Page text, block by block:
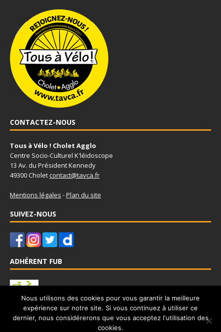
CONTACTEZ-NOUS
Tous à Vélo ! Cholet Agglo
Centre Socio-Culturel K'léidoscope
13 Av. du Président Kennedy
49300 Choletcontact@tavca.fr
Mentions légales -Plan du site
SUIVEZ-NOUS
ADHÉRENT FUB
Tous à Vélo - Cholet Agglo est adhérent à la Fédération Française
des Usagers de la Bicyclettewww.fub.fr
Nous utilisons des cookies pour vous garantir la meilleure
expérience sur notre site. Si vous continuez à utiliser ce
dernier, nous considérerons que vous acceptez l'utilisation des
cookies.